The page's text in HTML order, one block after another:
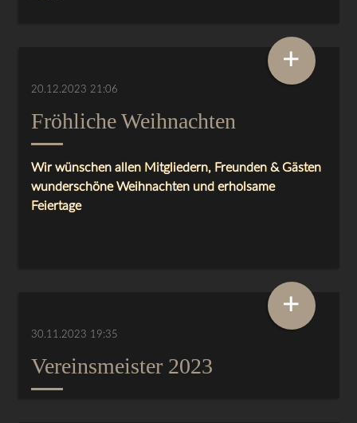
20.12.2023 21:06
Fröhliche Weihnachten
Wir wünschen allen Mitgliedern, Freunden & Gästen
wunderschöne Weihnachten und erholsame
Feiertage
+
30.11.2023 19:35
Vereinsmeister 2023
+